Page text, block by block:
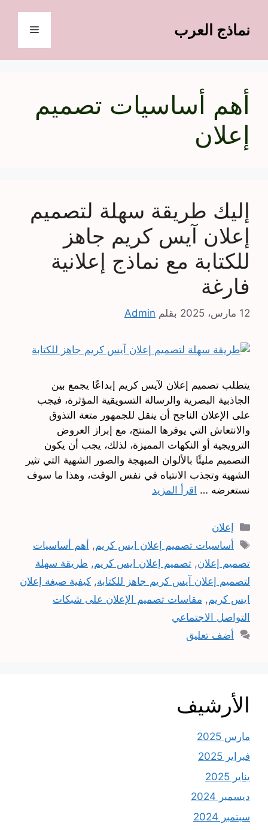
المحتوىنماذج العرب القائمة
أهم أساسيات تصميم
إعلان
إليك طريقة سهلة لتصميم
إعلان آيس كريم جاهز
للكتابة مع نماذج إعلانية
فارغة
12 مارس، 2025 بقلم Admin
يتطلب تصميم إعلان لآيس كريم إبداعًا يجمع بين
الجاذبية البصرية والرسالة التسويقية المؤثرة، فيجب
على الإعلان الناجح أن ينقل للجمهور متعة التذوق
والانتعاش التي يوفرها المنتج، مع إبراز العروض
الترويجية أو النكهات المميزة، لذلك، يجب أن يكون
التصميم مليئًا بالألوان المبهجة والصور الشهية التي تثير
الشهية وتجذب الانتباه في نفس الوقت، وهذا ما سوف
نستعرضه … اقرأ المزيد
التصنيفات
إعلان
الوسوم
أساسيات تصميم إعلان ايس كريم, أهم أساسيات
تصميم إعلان, تصميم إعلان ايس كريم, طريقة سهلة
لتصميم إعلان آيس كريم جاهز للكتابة, كيفية صيغة إعلان
ايس كريم, مقاسات تصميم الإعلان على شبكات
التواصل الاجتماعي
أضف تعليق
الأرشيف
مارس 2025
فبراير 2025
يناير 2025
ديسمبر 2024
سبتمبر 2024